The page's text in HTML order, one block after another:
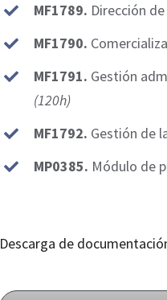
MF1789. Dirección
MF1790.
MF1791. Gestión
(120h)
MF1792. Gestión de
MP0385. Módulo de
Descarga de